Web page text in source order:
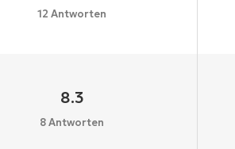
12 Antworten
8.3
8 Antworten